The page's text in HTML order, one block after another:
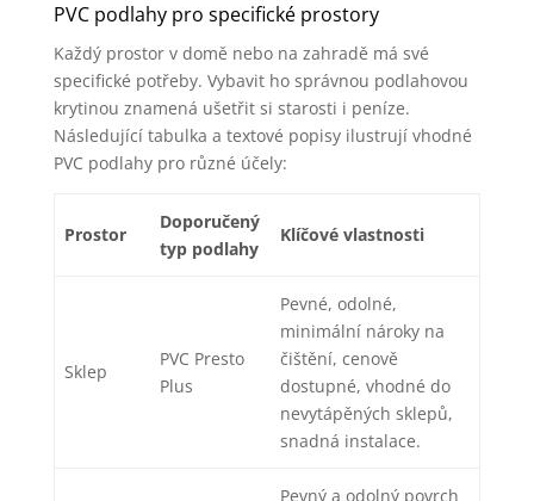
PVC podlahy pro specifické prostory
Každý prostor v domě nebo na zahradě má své
specifické potřeby. Vybavit ho správnou podlahovou
krytinou znamená ušetřit si starosti i peníze.
Následující tabulka a textové popisy ilustrují vhodné
PVC podlahy pro různé účely:
Prostor
Doporučený
typ podlahy
Klíčové vlastnosti
Sklep
PVC Presto
Plus
Pevné, odolné,
minimální nároky na
čištění, cenově
dostupné, vhodné do
nevytápěných sklepů,
snadná instalace.
Pevný a odolný povrch